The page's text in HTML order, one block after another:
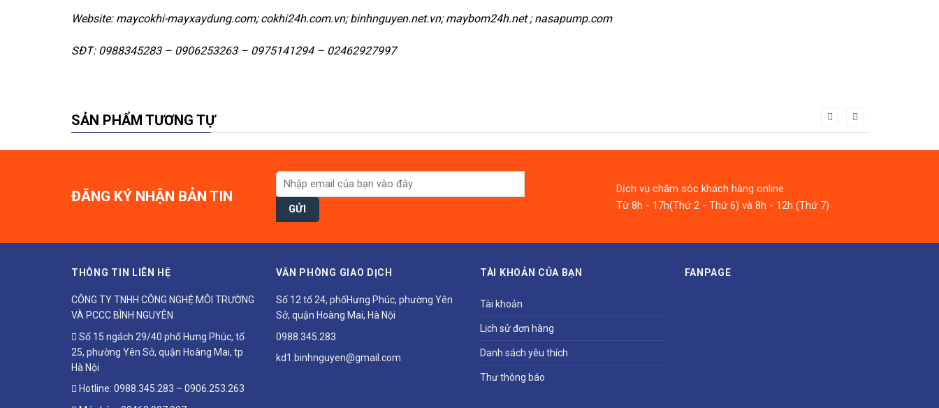
Website: maycokhi-mayxaydung.com; cokhi24h.com.vn; binhnguyen.net.vn; maybom24h.net ; nasapump.com
SĐT: 0988345283 – 0906253263 – 0975141294 – 02462927997
SẢN PHẨM TƯƠNG TỰ
ĐĂNG KÝ NHẬN BẢN TIN
Dịch vụ chăm sóc khách hàng online
Từ 8h - 17h(Thứ 2 - Thứ 6) và 8h - 12h (Thứ 7)
THÔNG TIN LIÊN HỆ
CÔNG TY TNHH CÔNG NGHỆ MÔI TRƯỜNG
VÀ PCCC BÌNH NGUYÊN
Số 15 ngách 29/40 phố Hưng Phúc, tổ
25, phường Yên Sở, quận Hoàng Mai, tp
Hà Nội
Hotline: 0988.345.283 – 0906.253.263
VĂN PHÒNG GIAO DỊCH
Số 12 tổ 24, phốHưng Phúc, phường Yên
Sở, quận Hoàng Mai, Hà Nội
0988.345.283
kd1.binhnguyen@gmail.com
TÀI KHOẢN CỦA BẠN
Tài khoản
Lịch sử đơn hàng
Danh sách yêu thích
Thư thông báo
FANPAGE